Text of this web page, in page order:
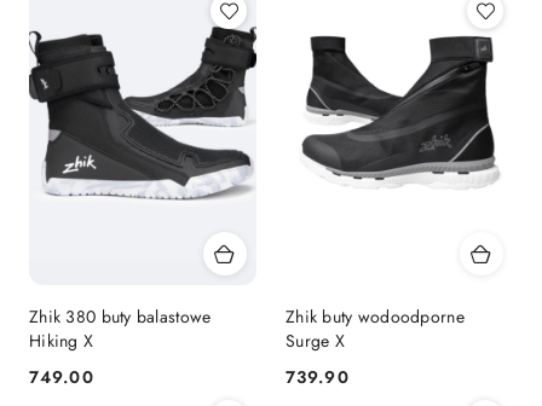
promocją:
promocją:
Zhik 380 buty balastowe
Hiking X
Cena:
749.00
Zhik buty wodoodporne
Surge X
Cena:
739.90